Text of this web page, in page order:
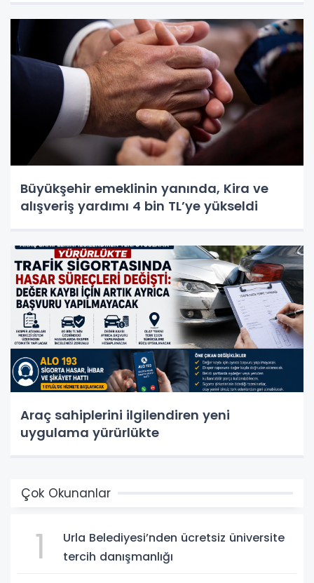
Büyükşehir emeklinin yanında, Kira ve
alışveriş yardımı 4 bin TL’ye yükseldi
Araç sahiplerini ilgilendiren yeni
uygulama yürürlükte
Çok Okunanlar
1
Urla Belediyesi’nden ücretsiz üniversite
tercih danışmanlığı